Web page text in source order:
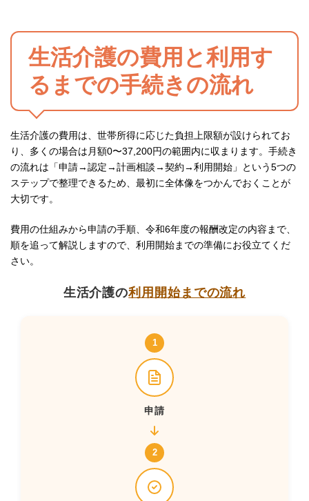
生活介護の費用と利用す
るまでの手続きの流れ
生活介護の費用は、世帯所得に応じた負担上限額が設けられてお
り、多くの場合は月額0〜37,200円の範囲内に収まります。手続き
の流れは「申請→認定→計画相談→契約→利用開始」という5つの
ステップで整理できるため、最初に全体像をつかんでおくことが
大切です。
費用の仕組みから申請の手順、令和6年度の報酬改定の内容まで、
順を追って解説しますので、利用開始までの準備にお役立てくだ
さい。
生活介護の利用開始までの流れ
1
申請
2